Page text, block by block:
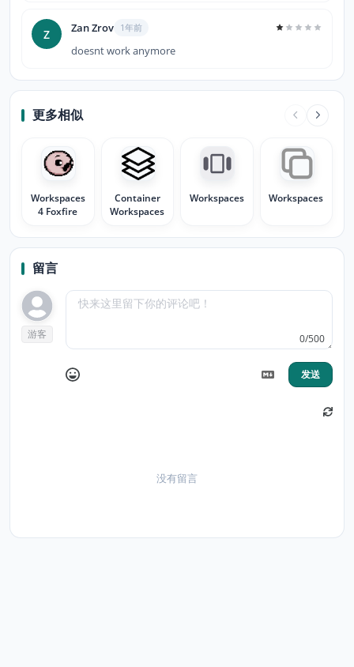
Z Zan Zrov 1年前
doesnt work anymore
更多相似
Workspaces
4 Foxfire
Container
Workspaces
Workspaces Workspaces
留言
游客 0/500
发送
没有留言